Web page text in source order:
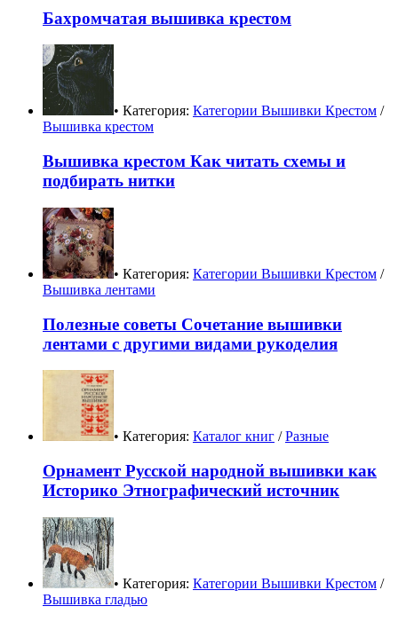
Бахромчатая вышивка крестом
• Категория: Категории Вышивки Крестом /
Вышивка крестом
Вышивка крестом Как читать схемы и
подбирать нитки
• Категория: Категории Вышивки Крестом /
Вышивка лентами
Полезные советы Сочетание вышивки
лентами с другими видами рукоделия
• Категория: Каталог книг /Разные
Орнамент Русской народной вышивки как
Историко Этнографический источник
• Категория: Категории Вышивки Крестом /
Вышивка гладью